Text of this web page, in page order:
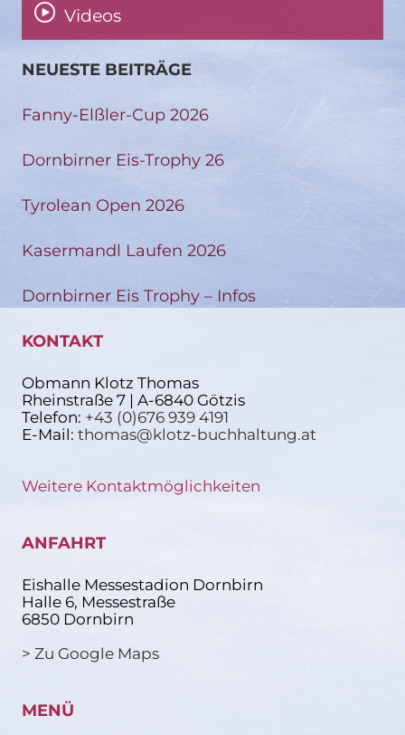
Videos
NEUESTE BEITRÄGE
Fanny-Elßler-Cup 2026
Dornbirner Eis-Trophy 26
Tyrolean Open 2026
Kasermandl Laufen 2026
Dornbirner Eis Trophy – Infos
KONTAKT
Obmann Klotz Thomas
Rheinstraße 7 | A-6840 Götzis
Telefon: +43 (0)676 939 4191
E-Mail: thomas@klotz-buchhaltung.at
Weitere Kontaktmöglichkeiten
ANFAHRT
Eishalle Messestadion Dornbirn
Halle 6, Messestraße
6850 Dornbirn
> Zu Google Maps
MENÜ